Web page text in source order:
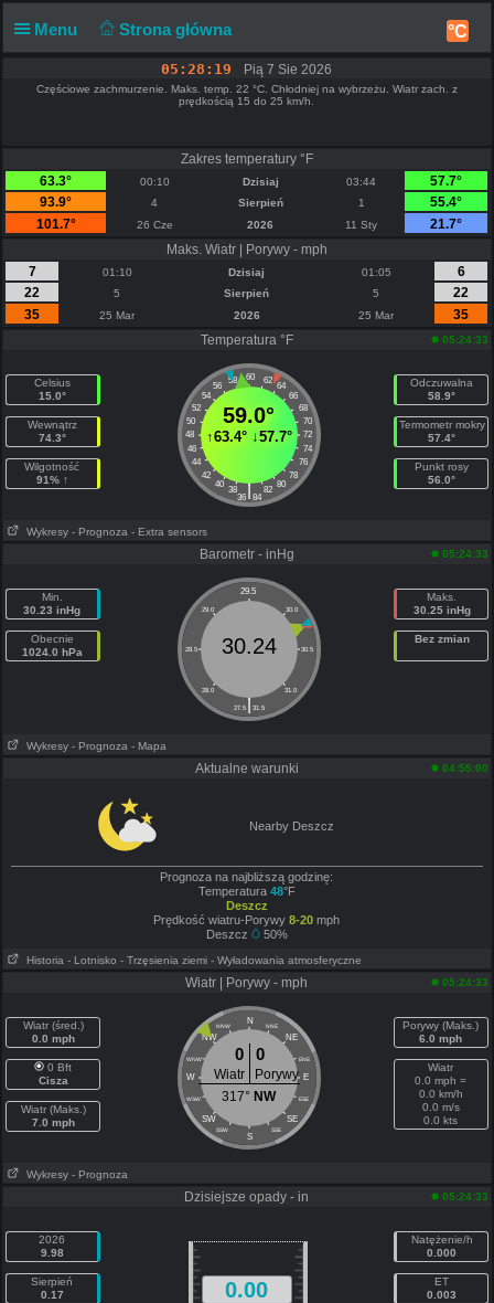
Menu Strona główna °C
05:28:19 Pią 7 Sie 2026
Częściowe zachmurzenie. Maks. temp. 22 °C. Chłodniej na wybrzeżu. Wiatr zach. z
prędkością 15 do 25 km/h.
Zakres temperatury °F
63.3°
00:10 Dzisiaj 03:44
57.7°
93.9°
4 Sierpień 1
55.4°
101.7°
26 Cze 2026 11 Sty
21.7°
Maks. Wiatr | Porywy - mph
7
01:10 Dzisiaj 01:05
6
22
5 Sierpień 5
22
35
25 Mar 2026 25 Mar
35
Temperatura °F
05:24:33
Celsius
15.0°
Wewnątrz
74.3°
Wilgotność
91% ↑
60
58 62
56
64
54
66
52
68
50
70
48
72
46
74
44
76
42
78
40
80
38 82
|
36 84
59.0°
↑63.4°↓57.7°
Odczuwalna
58.9°
Termometr mokry
57.4°
Punkt rosy
56.0°
Wykresy - Prognoza - Extra sensors
Barometr - inHg 05:24:33
Min.
30.23 inHg
Obecnie
1024.0 hPa
29.5
29.0 30.0
28.5 30.5
28.0 31.0
|
27.5 31.5
30.24
Maks.
30.25 inHg
Bez zmian
Wykresy - Prognoza - Mapa
Aktualne warunki 04:55:00
Nearby Deszcz
Prognoza na najbliższą godzinę:
Temperatura 48°F
Deszcz
Prędkość wiatru-Porywy 8-20 mph
Deszcz
50%
Historia - Lotnisko - Trzęsienia ziemi - Wyładowania atmosferyczne
Wiatr | Porywy - mph 05:24:33
Wiatr (śred.)
0.0 mph
0 Bft
Cisza
Wiatr (Maks.)
7.0 mph
N
NNW NNE
NW NE
WNW ENE
W E
WSW ESE
SW SE
SSW SSE
S
0 0
Wiatr
Porywy
317° NW
Porywy (Maks.)
6.0 mph
Wiatr
0.0 mph =
0.0 km/h
0.0 m/s
0.0 kts
Wykresy - Prognoza
Dzisiejsze opady - in 05:24:33
2026
9.98
Sierpień
0.17
0.00
Natężenie/h
0.000
ET
0.003